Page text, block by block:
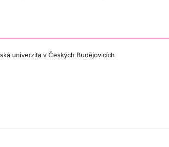
univerzita v Českých Budějovicích